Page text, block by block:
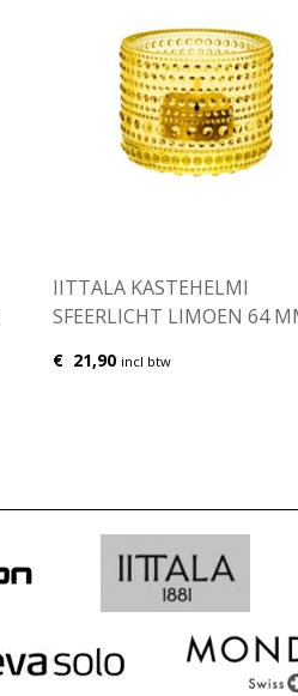
IITTALA KASTEHELMI
SFEERLICHT LIMOEN 64
€ 21,90 incl btw